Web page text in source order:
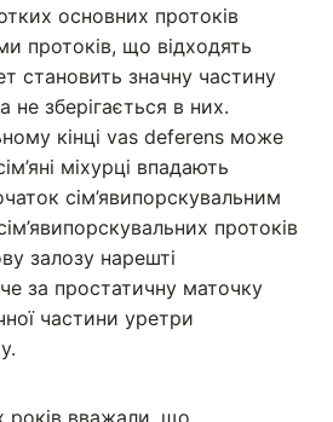
основних протоків
протоків, що відходять
становить значну частину
зберігається в них.
кінці vas deferens може
міхурці впадають
сім’явипорскувальним
протоків
залозу нарешті
за простатичну маточку
частини уретри